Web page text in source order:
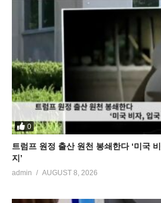
0
트럼프 원정 출산 원천 봉쇄한다 ‘미국
지’
admin AUGUST 8, 2026